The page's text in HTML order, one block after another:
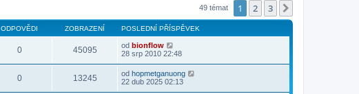
49 témat 1 2 3
ODPOVĚDI ZOBRAZENÍ POSLEDNÍ PŘÍSPĚVEK
0 45095 od bionflow
28 srp 2010 22:48
0 13245 od hopmetganuong
22 dub 2025 02:13